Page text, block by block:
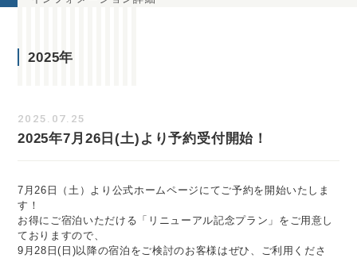
2025年
2025.07.25
2025年7月26日(土)より予約受付開始！
7月26日（土）より公式ホームページにてご予約を開始いたしま
す！
お得にご宿泊いただける「リニューアル記念プラン」をご用意し
ておりますので、
9月28日(日)以降の宿泊をご検討のお客様はぜひ、ご利用くださ